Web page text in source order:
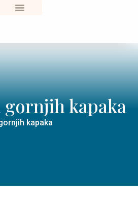
gornjih kapaka
kapaka